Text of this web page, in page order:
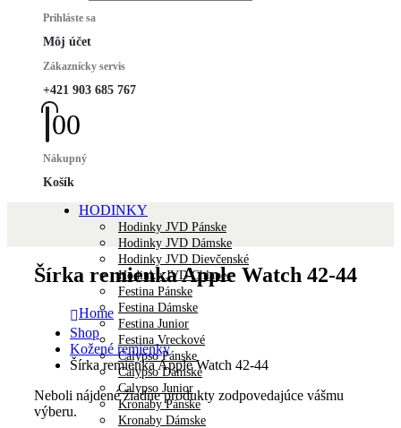
Prihláste sa
Môj účet
Zákaznícky servis
+421 903 685 767
00
Nákupný
Košík
HODINKY
Hodinky JVD Pánske
Hodinky JVD Dámske
Hodinky JVD Dievčenské
Hodinky JVD Chlapec
Festina Pánske
Festina Dámske
Festina Junior
Festina Vreckové
Calypso Pánske
Calypso Dámske
Calypso Junior
Kronaby Pánske
Kronaby Dámske
Šírka remienka Apple Watch 42-44
Home
Shop
Kožené remienky
Šírka remienka Apple Watch 42-44
Neboli nájdené žiadne produkty zodpovedajúce vášmu
výberu.